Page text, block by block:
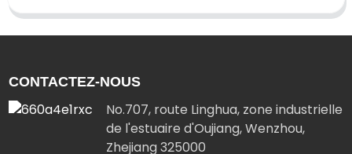
CONTACTEZ-NOUS
No.707, route Linghua, zone industrielle
de l'estuaire d'Oujiang, Wenzhou,
Zhejiang 325000